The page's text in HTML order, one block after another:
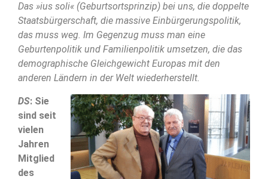
Das »ius soli« (Geburtsortsprinzip) bei uns, die doppelte
Staatsbürgerschaft, die massive Einbürgerungspolitik,
das muss weg. Im Gegenzug muss man eine
Geburtenpolitik und Familienpolitik umsetzen, die das
demographische Gleichgewicht Europas mit den
anderen Ländern in der Welt wiederherstellt.
DS: Sie
sind seit
vielen
Jahren
Mitglied
des